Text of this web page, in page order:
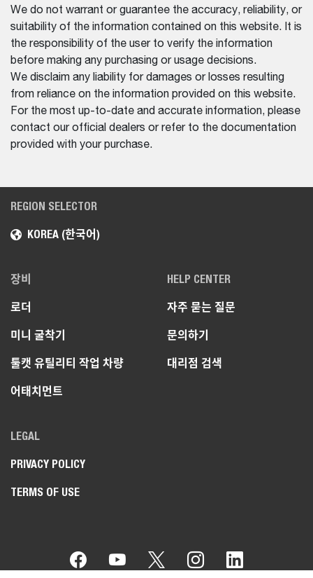
We do not warrant or guarantee the accuracy, reliability, or
suitability of the information contained on this website. It is
the responsibility of the user to verify the information
before making any purchasing or usage decisions.
We disclaim any liability for damages or losses resulting
from reliance on the information provided on this website.
For the most up-to-date and accurate information, please
contact our official dealers or refer to the documentation
provided with your purchase.
REGION SELECTOR
KOREA (한국어)
장비
로더
미니 굴착기
툴캣 유틸리티 작업 차량
어태치먼트
HELP CENTER
자주 묻는 질문
문의하기
대리점 검색
LEGAL
PRIVACY POLICY
TERMS OF USE